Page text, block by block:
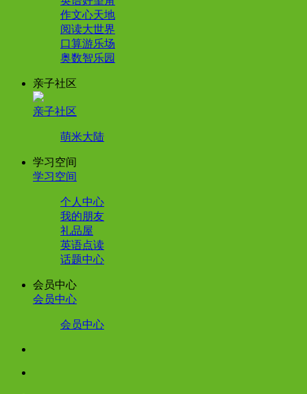
作文心天地
阅读大世界
口算游乐场
奥数智乐园
亲子社区
亲子社区
萌米大陆
学习空间
学习空间
个人中心
我的朋友
礼品屋
英语点读
话题中心
会员中心
会员中心
会员中心